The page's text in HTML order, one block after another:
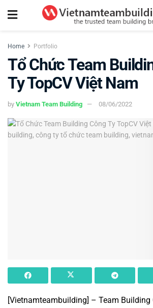
Home Portfolio
Tổ Chức Team
Ty TopCV Việt Nam
by Vietnam Team Building 08/06/2022
[Vietnamteambuilding] – Team Building